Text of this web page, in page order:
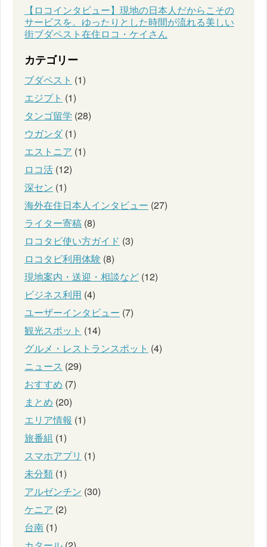
【ロコインタビュー】現地の日本人だからこその
サービスを。ゆったりとした時間が流れる美しい
街ブダペスト在住ロコ・ケイさん
カテゴリー
ブダペスト (1)
エジプト (1)
タンゴ留学 (28)
ウガンダ(1)
エストニア (1)
ロコ活 (12)
深セン (1)
海外在住日本人インタビュー (27)
ライター寄稿 (8)
ロコタビ使い方ガイド (3)
ロコタビ利用体験 (8)
現地案内・送迎・相談など (12)
ビジネス利用 (4)
ユーザーインタビュー (7)
観光スポット (14)
グルメ・レストランスポット (4)
ニュース (29)
おすすめ (7)
まとめ (20)
エリア情報 (1)
旅番組 (1)
スマホアプリ (1)
未分類 (1)
アルゼンチン (30)
ケニア (2)
台南 (1)